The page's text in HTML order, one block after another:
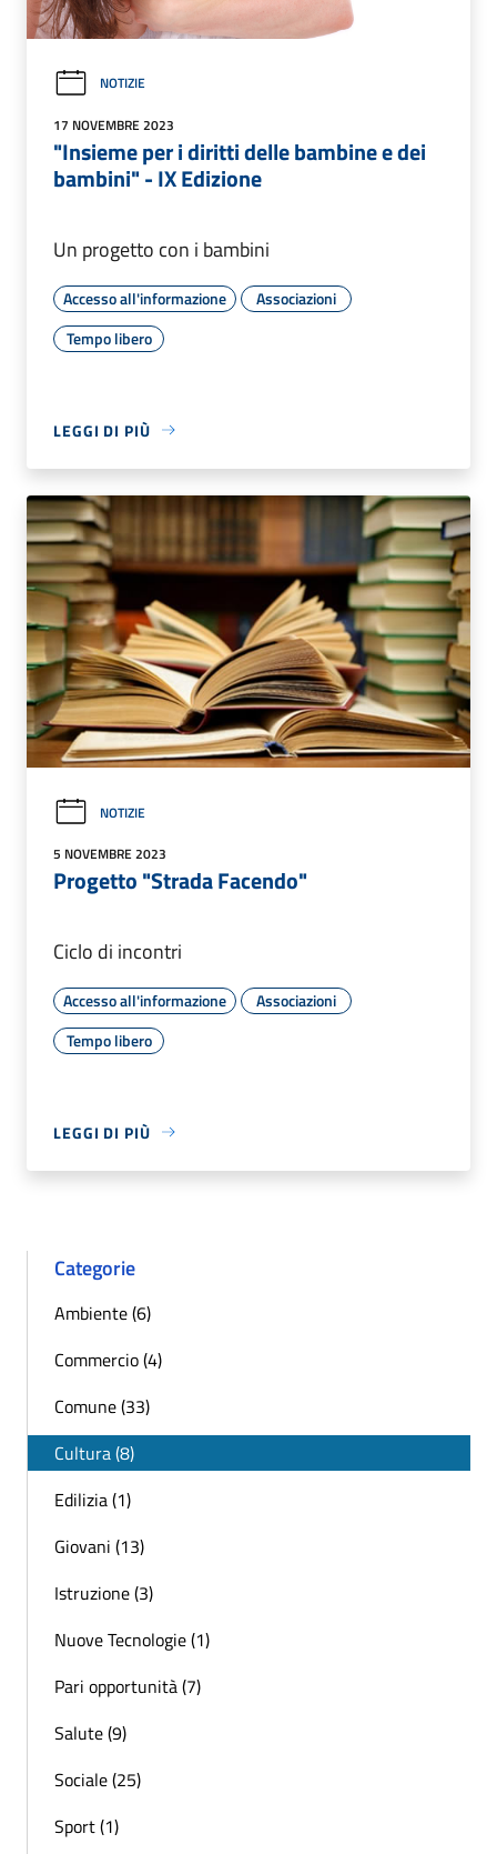
NOTIZIE
17 NOVEMBRE 2023
"Insieme per i diritti delle bambine e dei
bambini" - IX Edizione
Un progetto con i bambini
Accesso all'informazione
Associazioni
Tempo libero
LEGGI DI PIÙ
NOTIZIE
5 NOVEMBRE 2023
Progetto "Strada Facendo"
Ciclo di incontri
Accesso all'informazione
Associazioni
Tempo libero
LEGGI DI PIÙ
Categorie
Ambiente (6)
Commercio (4)
Comune (33)
Cultura (8)
Edilizia (1)
Giovani (13)
Istruzione (3)
Nuove Tecnologie (1)
Pari opportunità (7)
Salute (9)
Sociale (25)
Sport (1)